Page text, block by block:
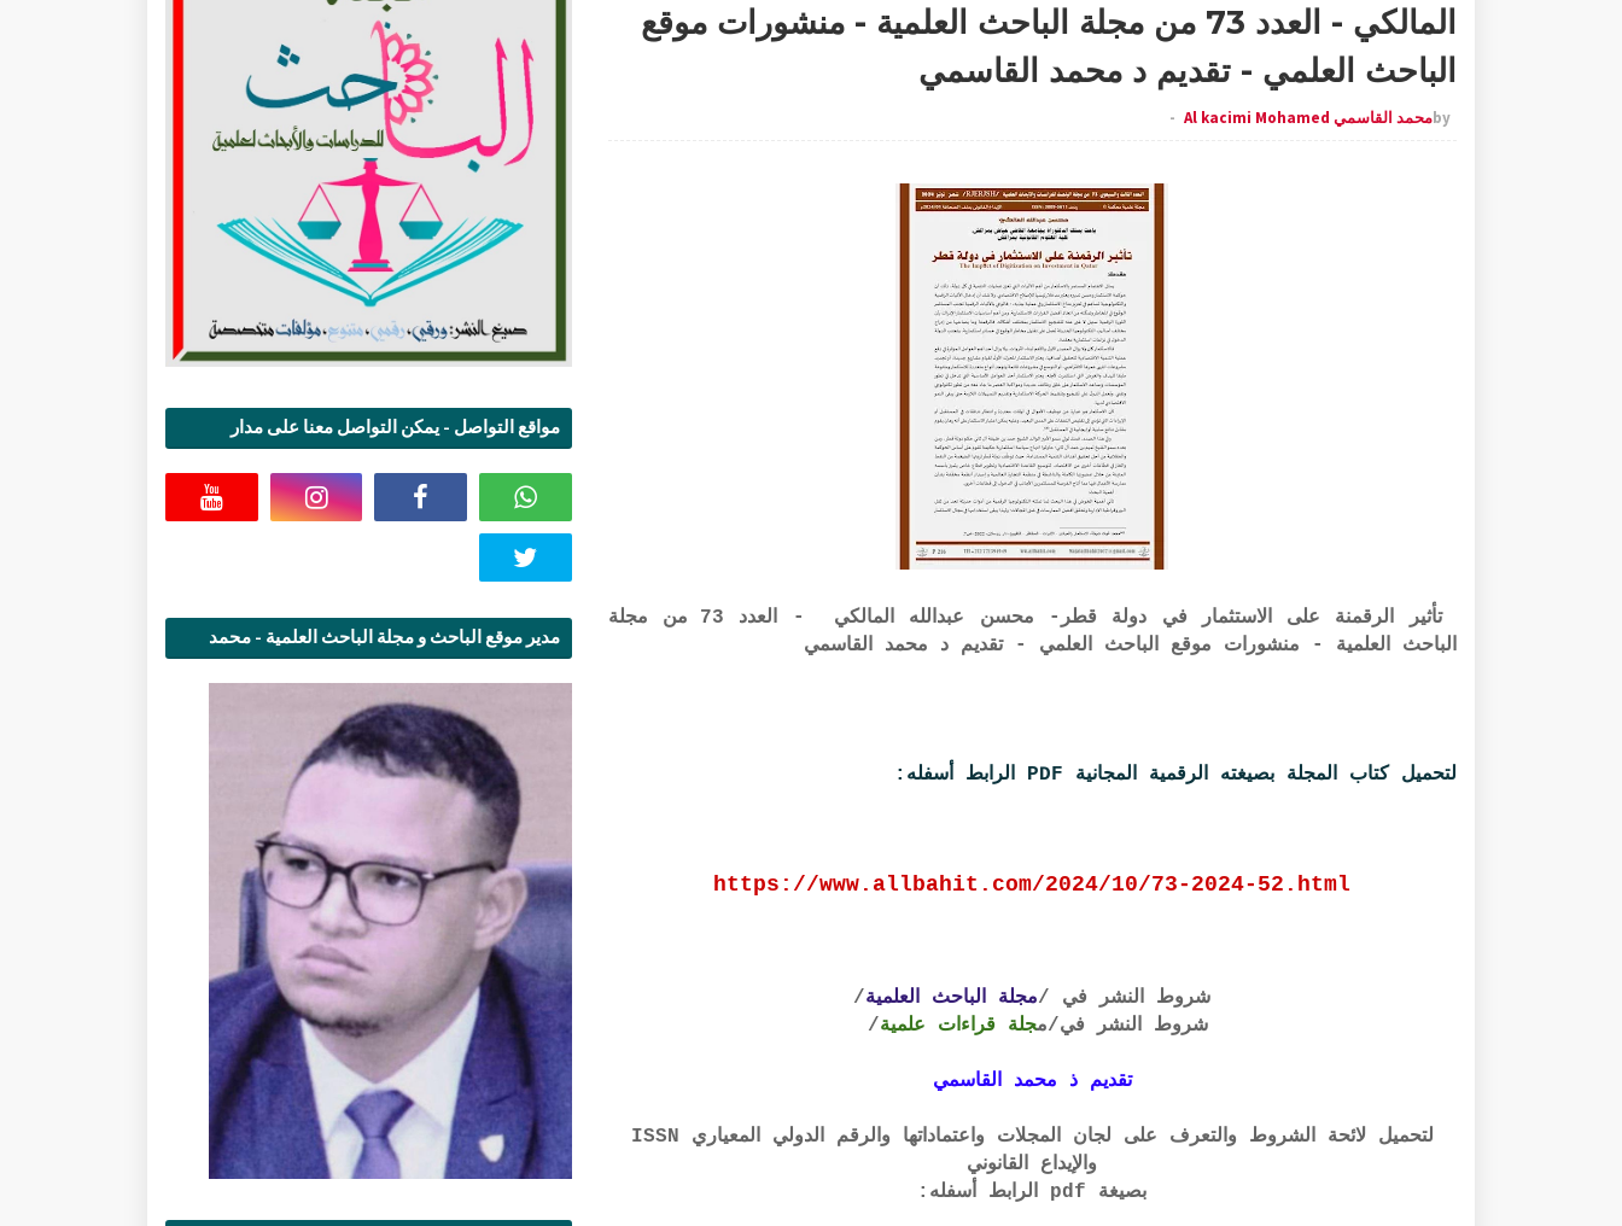
المالكي - العدد 73 من مجلة الباحث العلمية - منشورات موقع
الباحث العلمي - تقديم د محمد القاسمي
byمحمد القاسمي Al kacimi Mohamed
تأثير الرقمنة على الاستثمار في دولة قطر- محسن عبدالله المالكي - العدد 73 من مجلة
الباحث العلمية - منشورات موقع الباحث العلمي - تقديم د محمد القاسمي
لتحميل كتاب المجلة بصيغته الرقمية المجانية PDF الرابط أسفله:
https://www.allbahit.com/2024/10/73-2024-52.html
شروط النشر في /مجلة الباحث العلمية/
شروط النشر في/مجلة قراءات علمية/
تقديم ذ محمد القاسمي
لتحميل لائحة الشروط والتعرف على لجان المجلات واعتماداتها والرقم الدولي المعياري ISSN
والإيداع القانوني
بصيغة pdf الرابط أسفله:
مواقع التواصل - يمكن التواصل معنا على مدار
مدير موقع الباحث و مجلة الباحث العلمية - محمد